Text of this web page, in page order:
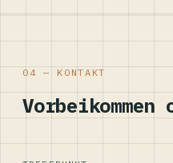
04 — KONTAKT